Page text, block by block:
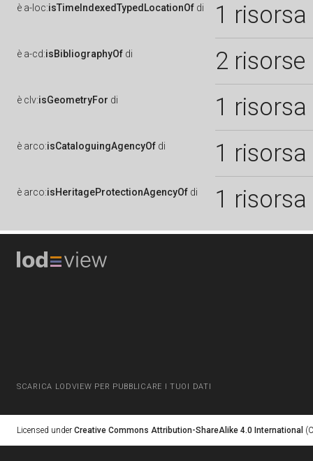
è a-loc:isTimeIndexedTypedLocationOf di 1 risorsa
è a-cd:isBibliographyOf di 2 risorse
è clv:isGeometryFor di 1 risorsa
è arco:isCataloguingAgencyOf di 1 risorsa
è arco:isHeritageProtectionAgencyOf di 1 risorsa
SCARICA LODVIEW PER PUBBLICARE I TUOI DATI
Licensed under Creative Commons Attribution-ShareAlike 4.0 International